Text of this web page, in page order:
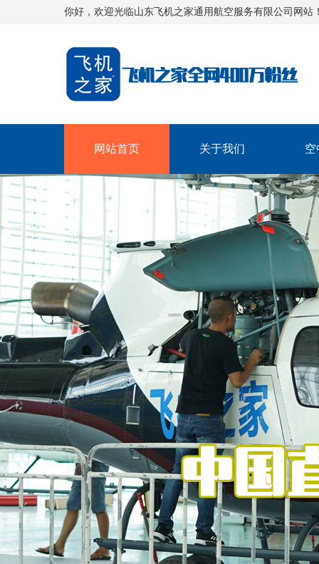
你好，欢迎光临山东飞机之家通用航空服务有限公司网站
网站首页 关于我们 空